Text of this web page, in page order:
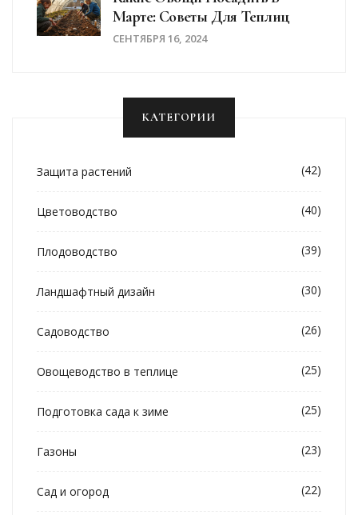
Марте: Советы Для Теплиц
СЕНТЯБРЯ 16, 2024
КАТЕГОРИИ
Защита растений (42)
Цветоводство (40)
Плодоводство (39)
Ландшафтный дизайн (30)
Садоводство (26)
Овощеводство в теплице (25)
Подготовка сада к зиме (25)
Газоны (23)
Сад и огород (22)